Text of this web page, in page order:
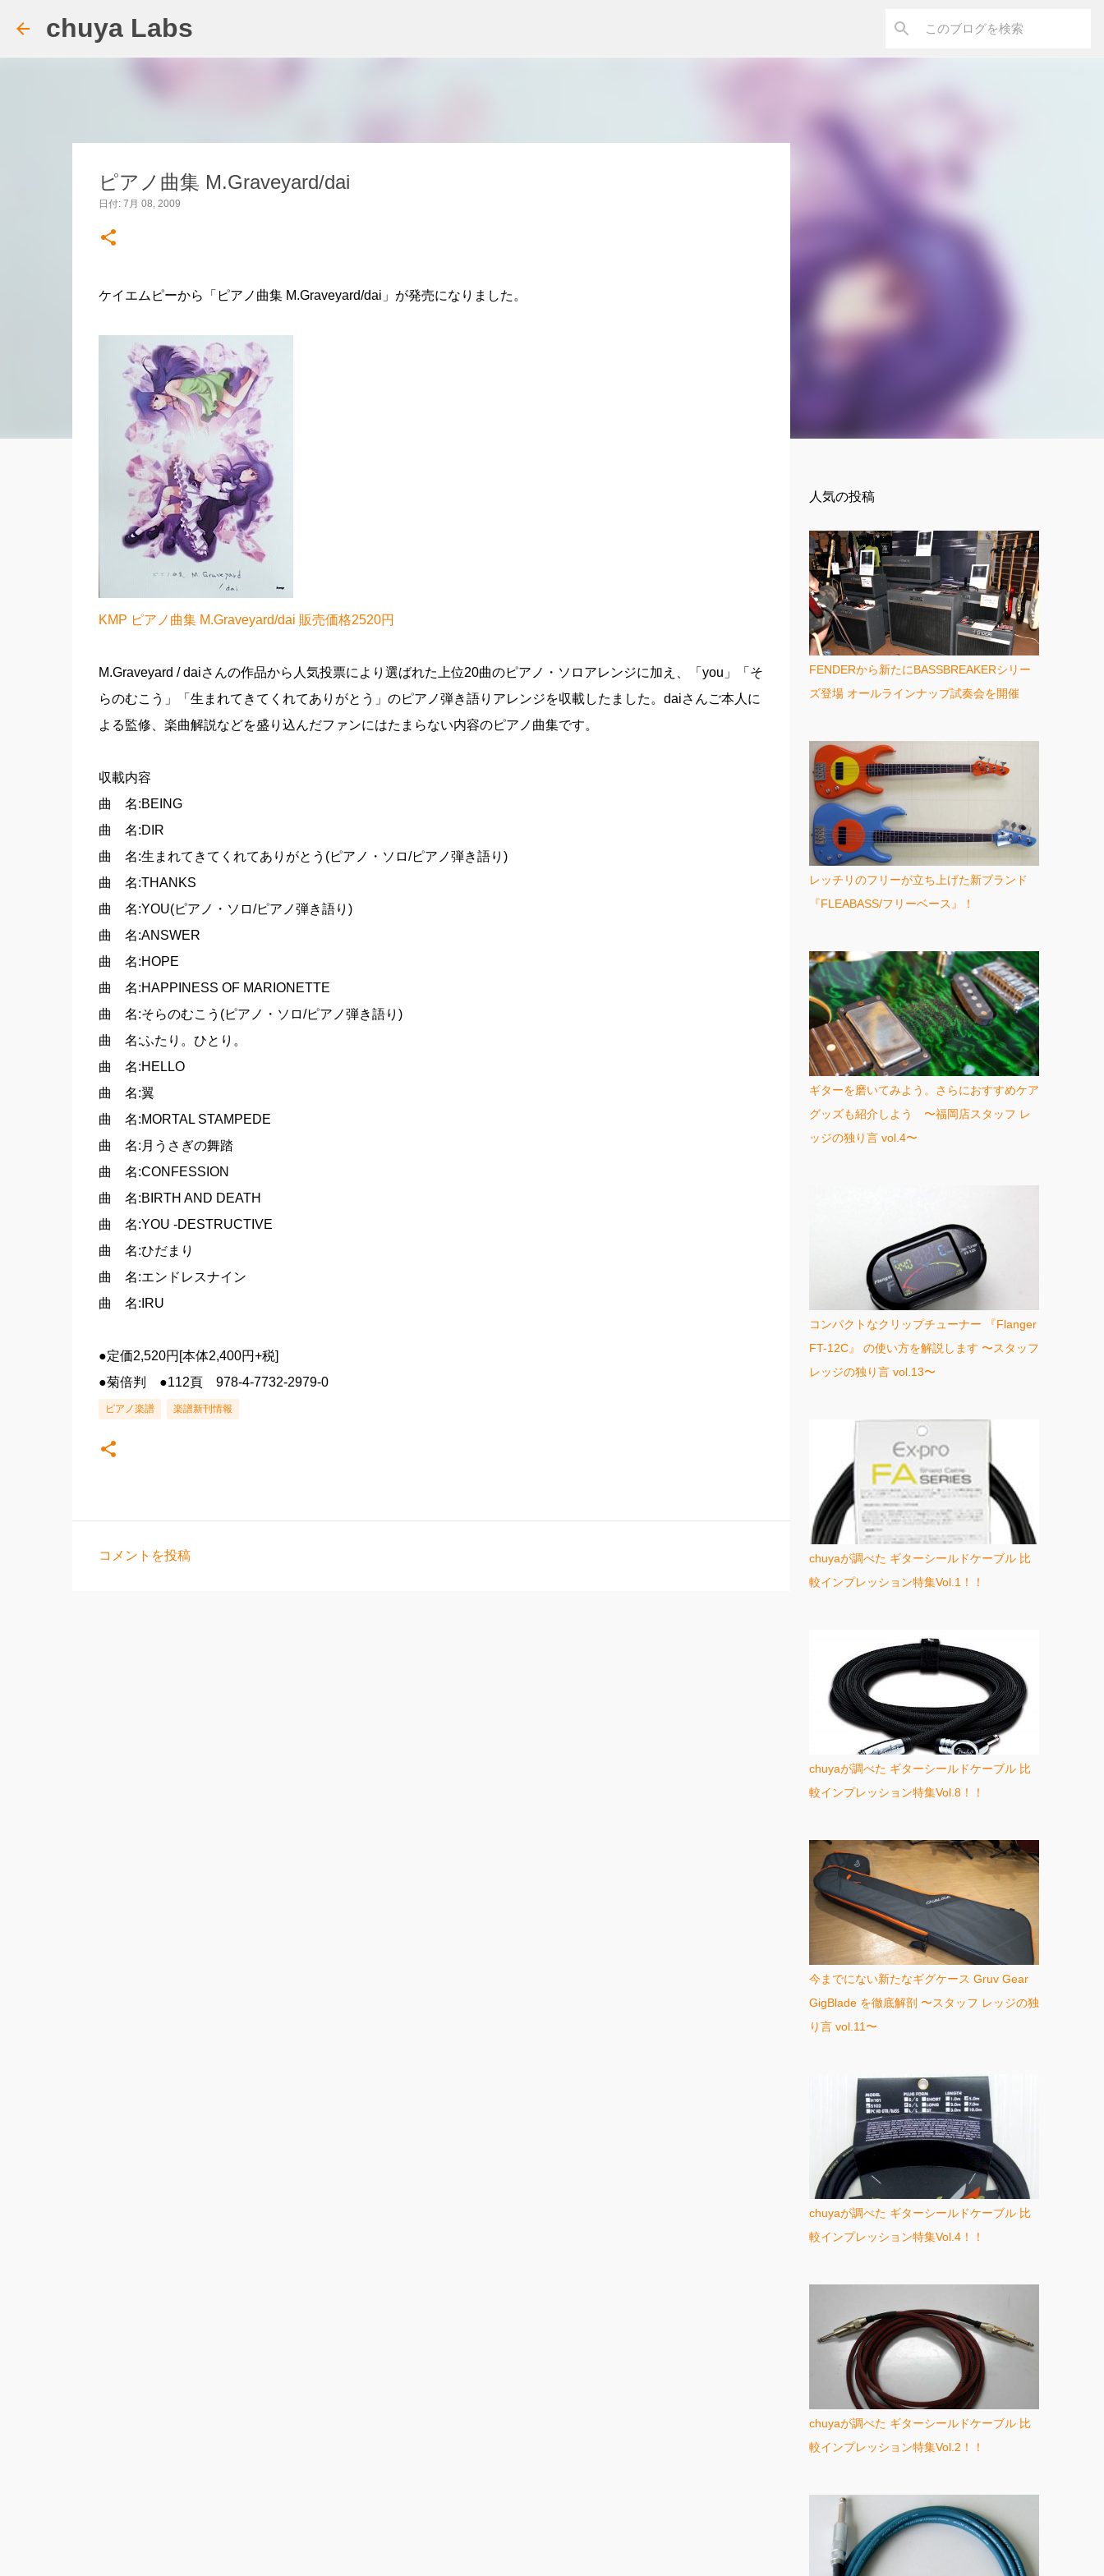
chuya Labs
ピアノ曲集 M.Graveyard/dai
日付: 7月 08, 2009
ケイエムピーから「ピアノ曲集 M.Graveyard/dai」が発売になりました。
KMP ピアノ曲集 M.Graveyard/dai 販売価格2520円
M.Graveyard / daiさんの作品から人気投票により選ばれた上位20曲のピアノ・ソロアレンジに加え、「you」「そ
らのむこう」「生まれてきてくれてありがとう」のピアノ弾き語りアレンジを収載したました。daiさんご本人に
よる監修、楽曲解説などを盛り込んだファンにはたまらない内容のピアノ曲集です。
収載内容
曲 名:BEING
曲 名:DIR
曲 名:生まれてきてくれてありがとう(ピアノ・ソロ/ピアノ弾き語り)
曲 名:THANKS
曲 名:YOU(ピアノ・ソロ/ピアノ弾き語り)
曲 名:ANSWER
曲 名:HOPE
曲 名:HAPPINESS OF MARIONETTE
曲 名:そらのむこう(ピアノ・ソロ/ピアノ弾き語り)
曲 名:ふたり。ひとり。
曲 名:HELLO
曲 名:翼
曲 名:MORTAL STAMPEDE
曲 名:月うさぎの舞踏
曲 名:CONFESSION
曲 名:BIRTH AND DEATH
曲 名:YOU -DESTRUCTIVE
曲 名:ひだまり
曲 名:エンドレスナイン
曲 名:IRU
●定価2,520円[本体2,400円+税]
●菊倍判 ●112頁 978-4-7732-2979-0
ピアノ楽譜 楽譜新刊情報
コメントを投稿
人気の投稿
FENDERから新たにBASSBREAKERシリー
ズ登場 オールラインナップ試奏会を開催
レッチリのフリーが立ち上げた新ブランド
『FLEABASS/フリーベース』！
ギターを磨いてみよう。さらにおすすめケア
グッズも紹介しよう 〜福岡店スタッフ レ
ッジの独り言 vol.4〜
コンパクトなクリップチューナー 『Flanger
FT-12C』 の使い方を解説します 〜スタッフ
レッジの独り言 vol.13〜
chuyaが調べた ギターシールドケーブル 比
較インプレッション特集Vol.1！！
chuyaが調べた ギターシールドケーブル 比
較インプレッション特集Vol.8！！
今までにない新たなギグケース Gruv Gear
GigBlade を徹底解剖 〜スタッフ レッジの独
り言 vol.11〜
chuyaが調べた ギターシールドケーブル 比
較インプレッション特集Vol.4！！
chuyaが調べた ギターシールドケーブル 比
較インプレッション特集Vol.2！！